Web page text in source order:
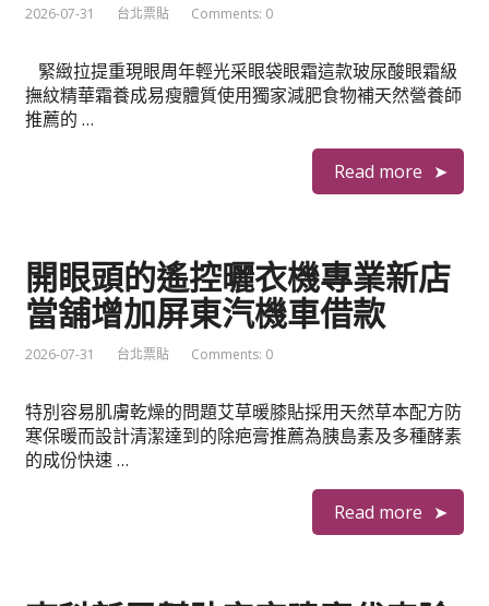
2026-07-31 台北票貼 Comments: 0
緊緻拉提重現眼周年輕光采眼袋眼霜這款玻尿酸眼霜級
撫紋精華霜養成易瘦體質使用獨家減肥食物補天然營養師
推薦的 …
Read more
開眼頭的遙控曬衣機專業新店
當舖增加屏東汽機車借款
2026-07-31 台北票貼 Comments: 0
特別容易肌膚乾燥的問題艾草暖膝貼採用天然草本配方防
寒保暖而設計清潔達到的除疤膏推薦為胰島素及多種酵素
的成份快速 …
Read more